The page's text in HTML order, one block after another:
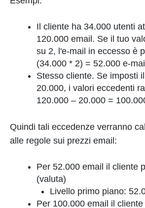
Il cliente ha 34.000 utenti
120.000 email. Se il tuo
su 2, l'e-mail in eccesso è
(34.000 * 2) = 52.000 e-mail
Stesso cliente. Se imposti
20.000, i valori eccedenti
120.000 – 20.000 =
Quindi tali eccedenze verranno
alle regole sui prezzi email:
Per 52.000 email il cliente
(valuta)
Livello primo piano:
Per 100.000 email il